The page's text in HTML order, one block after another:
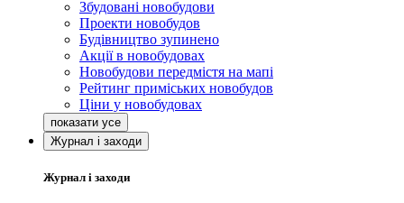
Збудовані новобудови
Проекти новобудов
Будівництво зупинено
Акції в новобудовах
Новобудови передмістя на мапі
Рейтинг приміських новобудов
Ціни у новобудовах
Журнал і заходи
Журнал і заходи